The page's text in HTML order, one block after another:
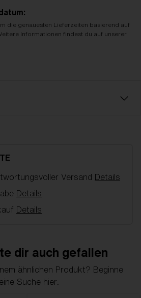
die genauesten Lieferzeiten basierend auf
Informationen findest du auf unserer
25 %
lenses
000002
Versand Details
Details
Details
dir auch gefallen
ähnlichen Produkt? Beginne
Suche hier..